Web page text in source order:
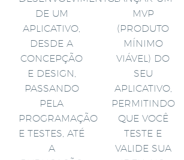
DE UM
APLICATIVO,
DESDE A
CONCEPÇÃO
E DESIGN,
PASSANDO
PELA
PROGRAMAÇÃO
E TESTES, ATÉ
A
MVP
(PRODUTO
MÍNIMO
VIÁVEL) DO
SEU
APLICATIVO,
PERMITINDO
QUE VOCÊ
TESTE E
VALIDE SUA